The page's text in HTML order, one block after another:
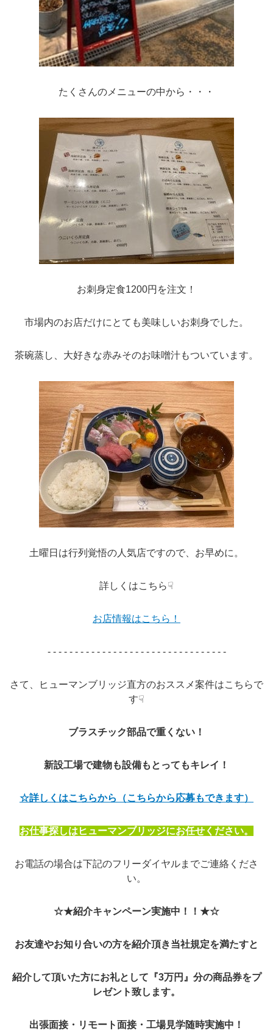
たくさんのメニューの中から・・・
お刺身定食1200円を注文！
市場内のお店だけにとても美味しいお刺身でした。
茶碗蒸し、大好きな赤みそのお味噌汁もついています。
土曜日は行列覚悟の人気店ですので、お早めに。
詳しくはこちら☟
お店情報はこちら！
- - - - - - - - - - - - - - - - - - - - - - - - - - - - - - - - -
さて、ヒューマンブリッジ直方のおススメ案件はこちらで
す☟
ブラスチック部品で重くない！
新設工場で建物も設備もとってもキレイ！
☆詳しくはこちらから（こちらから応募もできます）
お仕事探しはヒューマンブリッジにお任せください。
お電話の場合は下記のフリーダイヤルまでご連絡くださ
い。
☆★紹介キャンペーン実施中！！★☆
お友達やお知り合いの方を紹介頂き当社規定を満たすと
紹介して頂いた方にお礼として『3万円』分の商品券をプ
レゼント致します。
出張面接・リモート面接・工場見学随時実施中！